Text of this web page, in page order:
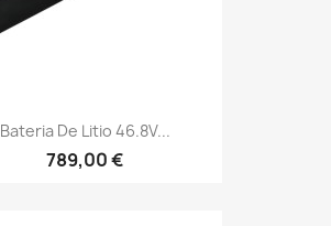
Bateria De Litio 46.8V...
789,00 €